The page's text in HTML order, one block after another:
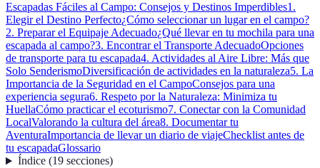
Escapadas Fáciles al Campo: Consejos y Destinos Imperdibles1.
Elegir el Destino Perfecto¿Cómo seleccionar un lugar en el campo?
2. Preparar el Equipaje Adecuado¿Qué llevar en tu mochila para una
escapada al campo?3. Encontrar el Transporte AdecuadoOpciones
de transporte para tu escapada4. Actividades al Aire Libre: Más que
Solo SenderismoDiversificación de actividades en la naturaleza5. La
Importancia de la Seguridad en el CampoConsejos para una
experiencia segura6. Respeto por la Naturaleza: Minimiza tu
HuellaCómo practicar el ecoturismo7. Conectar con la Comunidad
LocalValorando la cultura del área8. Documentar tu
AventuraImportancia de llevar un diario de viajeChecklist antes de
tu escapadaGlossario
Índice(19 secciones)